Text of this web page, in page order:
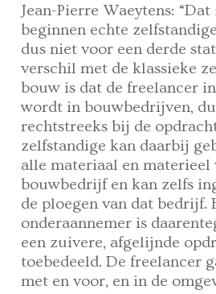
Jean-Pierre Waeytens:
beginnen echte
dus niet voor een derde
verschil met de klassieke
bouw is dat de freelancer
wordt in bouwbedrijven,
rechtstreeks bij de
zelfstandige kan daarbij
alle materiaal en materieel
bouwbedrijf en kan zelfs
de ploegen van dat bedrijf.
onderaannemer is
een zuivere, afgelijnde
toebedeeld. De freelancer
met en voor, en in de